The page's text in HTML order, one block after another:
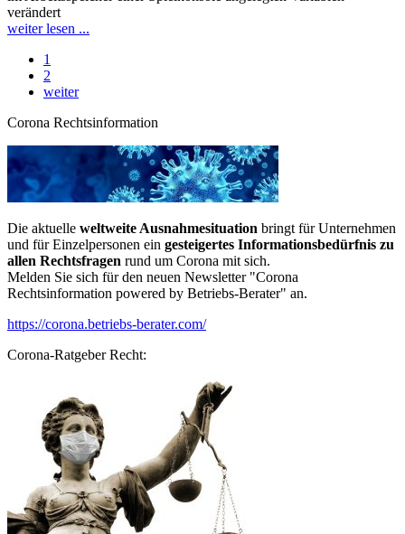
verändert
weiter lesen ...
1
2
weiter
Corona Rechtsinformation
Die aktuelle weltweite Ausnahmesituation bringt für Unternehmen
und für Einzelpersonen ein gesteigertes Informationsbedürfnis zu
allen Rechtsfragen rund um Corona mit sich.
Melden Sie sich für den neuen Newsletter "Corona
Rechtsinformation powered by Betriebs-Berater" an.
https://corona.betriebs-berater.com/
Corona-Ratgeber Recht: